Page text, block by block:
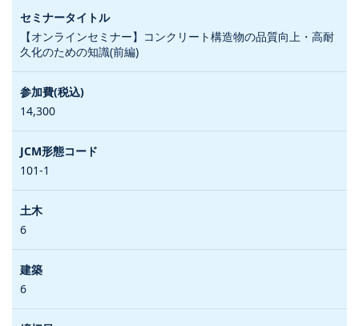
【オンラインセミナー】コンクリート構造物の品質向上・高耐
久化のための知識(前編)
14,300
101-1
6
6